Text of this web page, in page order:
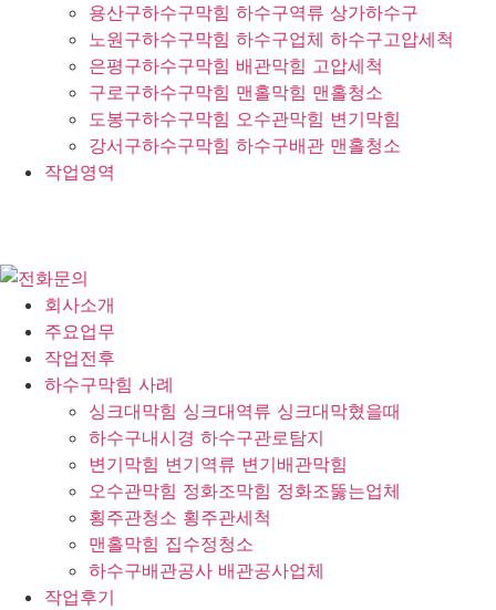
용산구하수구막힘 하수구역류 상가하수구
노원구하수구막힘 하수구업체 하수구고압세척
은평구하수구막힘 배관막힘 고압세척
구로구하수구막힘 맨홀막힘 맨홀청소
도봉구하수구막힘 오수관막힘 변기막힘
강서구하수구막힘 하수구배관 맨홀청소
작업영역
회사소개
주요업무
작업전후
하수구막힘 사례
싱크대막힘 싱크대역류 싱크대막혔을때
하수구내시경 하수구관로탐지
변기막힘 변기역류 변기배관막힘
오수관막힘 정화조막힘 정화조뚫는업체
횡주관청소 횡주관세척
맨홀막힘 집수정청소
하수구배관공사 배관공사업체
작업후기